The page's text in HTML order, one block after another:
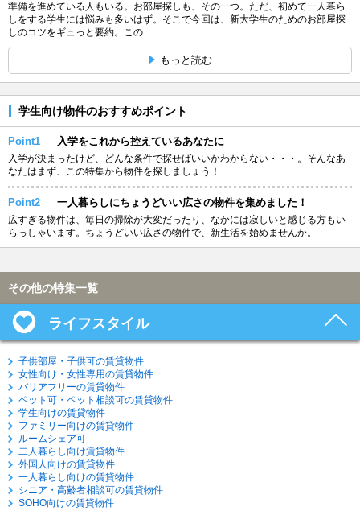
準備を進めている人もいる。お部屋探しも、その一つ。ただ、初めて一人暮ら
しをする学生には悩みも多いはず。そこで今回は、新大学生のためのお部屋探
しのコツをギュっと要約。この...
もっと読む
学生向け物件のおすすめポイント
Point1 入学をこれから控えているあなたに
入学が決まったけど、どんな条件で探せばいいかわからない・・・。そんなあ
なたはまず、この特集から物件を探しましょう！
Point2 一人暮らしにちょうどいい広さの物件を集めました！
広すぎる物件は、毎日の掃除が大変だったり、なかには寂しいと感じる方もい
らっしゃいます。ちょうどいい広さの物件で、新生活を始めませんか。
その他の特集一覧
ライフスタイル
子供部屋・子供可の賃貸物件
女性向け・女性専用の賃貸物件
バリアフリーの賃貸物件
ペット可・ペット相談可の賃貸物件
学生向けの賃貸物件
ファミリー向けの賃貸物件
ルームシェア可
二人暮らし向け賃貸物件
外国人向けの賃貸物件
一人暮らし向けの賃貸物件
シニア・高齢者相談可の賃貸物件
SOHO向けの賃貸物件